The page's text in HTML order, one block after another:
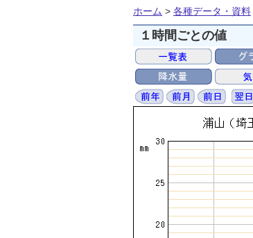
ホーム > 各種データ・資料
１時間ごとの値